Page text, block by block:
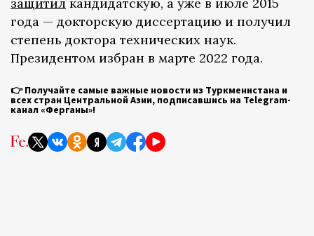
защитил кандидатскую, а уже в июле 2015
года — докторскую диссертацию и получил
степень доктора технических наук.
Президентом избран в марте 2022 года.
👉Получайте самые важные новости из Туркменистана и
всех стран Центральной Азии, подписавшись на Telegram-
канал «Ферганы»!